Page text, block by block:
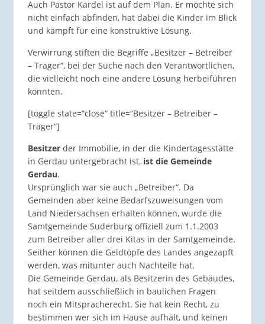
Auch Pastor Kardel ist auf dem Plan. Er möchte sich
nicht einfach abfinden, hat dabei die Kinder im Blick
und kämpft für eine konstruktive Lösung.
Verwirrung stiften die Begriffe „Besitzer – Betreiber
– Träger“, bei der Suche nach den Verantwortlichen,
die vielleicht noch eine andere Lösung herbeiführen
könnten.
[toggle state=“close“ title=“Besitzer – Betreiber –
Träger“]
Besitzerder Immobilie, in der die Kindertagesstätte
in Gerdau untergebracht ist, ist die Gemeinde
Gerdau.
Ursprünglich war sie auch „Betreiber“. Da
Gemeinden aber keine Bedarfszuweisungen vom
Land Niedersachsen erhalten können, wurde die
Samtgemeinde Suderburg offiziell zum 1.1.2003
zum Betreiber aller drei Kitas in der Samtgemeinde.
Seither können die Geldtöpfe des Landes angezapft
werden, was mitunter auch Nachteile hat.
Die Gemeinde Gerdau, als Besitzerin des Gebäudes,
hat seitdem ausschließlich in baulichen Fragen
noch ein Mitspracherecht. Sie hat kein Recht, zu
bestimmen wer sich im Hause aufhält, und keinen